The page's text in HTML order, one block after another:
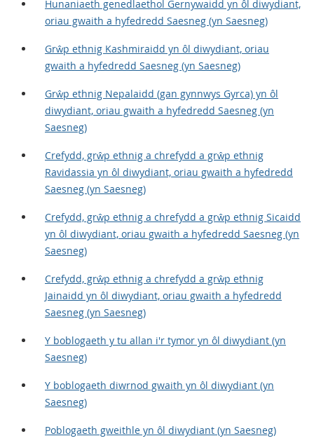
Hunaniaeth genedlaethol Gernywaidd yn ôl diwydiant,
oriau gwaith a hyfedredd Saesneg (yn Saesneg)
Grŵp ethnig Kashmiraidd yn ôl diwydiant, oriau
gwaith a hyfedredd Saesneg (yn Saesneg)
Grŵp ethnig Nepalaidd (gan gynnwys Gyrca) yn ôl
diwydiant, oriau gwaith a hyfedredd Saesneg (yn
Saesneg)
Crefydd, grŵp ethnig a chrefydd a grŵp ethnig
Ravidassia yn ôl diwydiant, oriau gwaith a hyfedredd
Saesneg (yn Saesneg)
Crefydd, grŵp ethnig a chrefydd a grŵp ethnig Sicaidd
yn ôl diwydiant, oriau gwaith a hyfedredd Saesneg (yn
Saesneg)
Crefydd, grŵp ethnig a chrefydd a grŵp ethnig
Jainaidd yn ôl diwydiant, oriau gwaith a hyfedredd
Saesneg (yn Saesneg)
Y boblogaeth y tu allan i'r tymor yn ôl diwydiant (yn
Saesneg)
Y boblogaeth diwrnod gwaith yn ôl diwydiant (yn
Saesneg)
Poblogaeth gweithle yn ôl diwydiant (yn Saesneg)